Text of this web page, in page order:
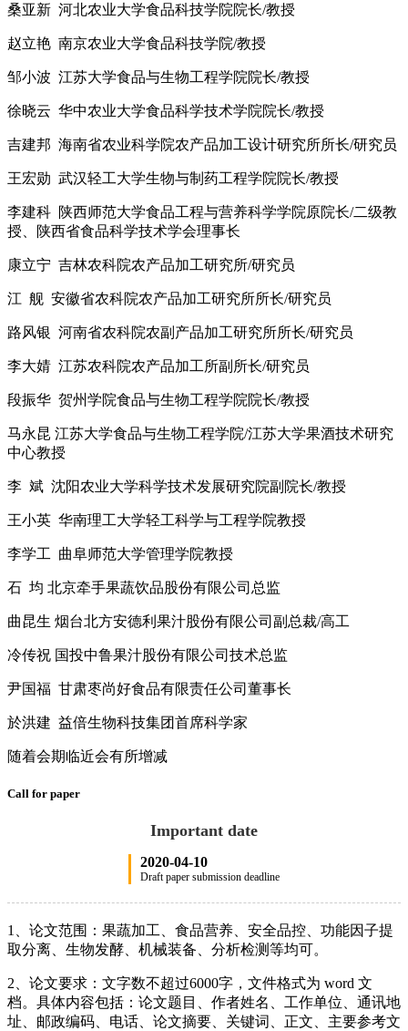
桑亚新 河北农业大学食品科技学院院长/教授
赵立艳 南京农业大学食品科技学院/教授
邹小波 江苏大学食品与生物工程学院院长/教授
徐晓云 华中农业大学食品科学技术学院院长/教授
吉建邦 海南省农业科学院农产品加工设计研究所所长/研究员
王宏勋 武汉轻工大学生物与制药工程学院院长/教授
李建科 陕西师范大学食品工程与营养科学学院原院长/二级教
授、陕西省食品科学技术学会理事长
康立宁 吉林农科院农产品加工研究所/研究员
江 舰 安徽省农科院农产品加工研究所所长/研究员
路风银 河南省农科院农副产品加工研究所所长/研究员
李大婧 江苏农科院农产品加工所副所长/研究员
段振华 贺州学院食品与生物工程学院院长/教授
马永昆 江苏大学食品与生物工程学院/江苏大学果酒技术研究
中心教授
李 斌 沈阳农业大学科学技术发展研究院副院长/教授
王小英 华南理工大学轻工科学与工程学院教授
李学工 曲阜师范大学管理学院教授
石 均 北京牵手果蔬饮品股份有限公司总监
曲昆生 烟台北方安德利果汁股份有限公司副总裁/高工
冷传祝 国投中鲁果汁股份有限公司技术总监
尹国福 甘肃枣尚好食品有限责任公司董事长
於洪建 益倍生物科技集团首席科学家
随着会期临近会有所增减
Call for paper
Important date
2020-04-10
Draft paper submission deadline
1、论文范围：果蔬加工、食品营养、安全品控、功能因子提
取分离、生物发酵、机械装备、分析检测等均可。
2、论文要求：文字数不超过6000字，文件格式为 word 文
档。具体内容包括：论文题目、作者姓名、工作单位、通讯地
址、邮政编码、电话、论文摘要、关键词、正文、主要参考文